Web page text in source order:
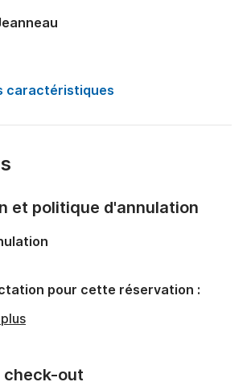
de bains:
110cv
caractéristiques
check-out
et politique d'annulation
pour cette réservation :